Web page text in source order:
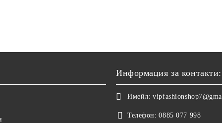
Информация за контакти:
Имейл:
Телефон: 0885 077 998